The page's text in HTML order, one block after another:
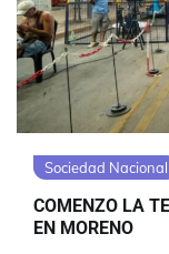
Sociedad Nacional
COMENZO LA
EN MORENO